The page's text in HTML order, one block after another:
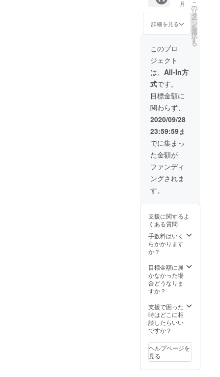
があり
・本プ
ロジェ
ホーム
ページ
に、ご
支援い
たあな
たのお
名前が
掲載さ
れま
す。
（ご希
望され
る方の
み） ※
後日、
配送さ
れま
E人気商
品の詰
め合わ
す。
うまか
もん
パック
C（DO
CORE
）
DOCOR
E人気商
め合わ
せセッ
トで
す。
〇福岡
うまか
もん
）
福岡県
の旬の
野菜約
10種類
を集め
〇福岡
うまか
もん
）
JA福
岡 ご
飯のお
セット
※DOCO
RE…福
岡県商
かもん
パック
デラッ
ORE・
JA混
合）
福
岡の八
女茶の
飲み比
べセッ
トとそ
れに合
うお菓
子を
セッ
ト。
〇福岡
うまか
もん
パック
（DOC
ORE・
JA混
合）
福
岡県産
と福岡
名産品
をセッ
うまか
もん
パック
デラッ
（DOC
ORE・
JA混
合）
けしま
す」
「DOC
OREふ
くおか
商工会
ショッ
プ」
（博多
駅前マ
ルイ2
階）の
特産品
セット
：
15,000
円相当
の返礼
品 〇
福岡う
まかも
んパッ
ク スー
スA
ORE・
JA混
合）
博
多和牛
ステー
キと
DOCOR
E人気の
をセッ
ト。
〇福岡
うまか
パック
スー
パーデ
ラック
月
詳細を見る
こ
の
リ
タ
ー
ン
を
選
択
す
る
このプロ
ジェクト
は、 All-In方
式です。
目標金額に
関わらず、
2020/09/28
23:59:59ま
でに集まっ
た金額が
ファンディ
ングされま
す。
支援に関するよ
くある質問
手数料はいく
らかかります
か？
目標金額に届
かなかった場
合どうなりま
すか？
支援で困った
時はどこに相
談したらいい
ですか？
ヘルプページを
見る